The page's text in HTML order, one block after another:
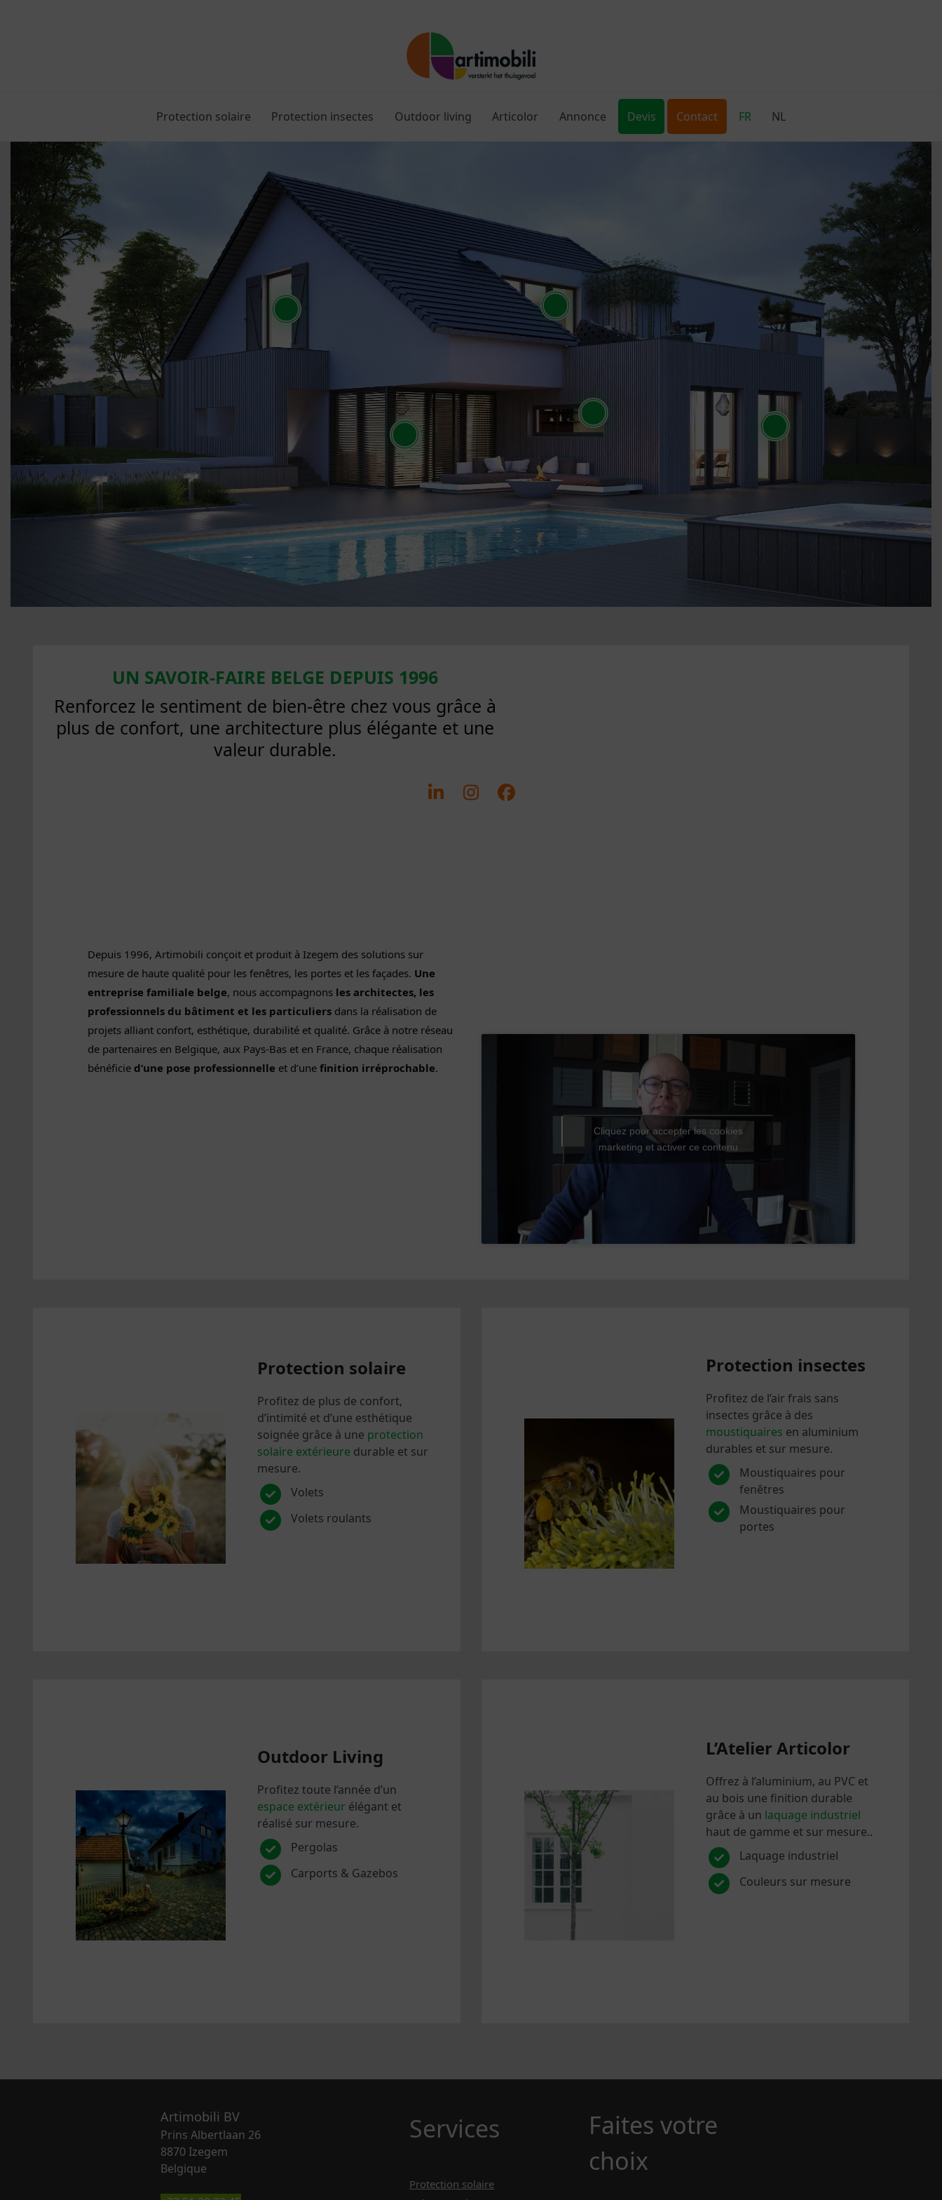
Protection solaire Protection insectes Outdoor living Articolor Annonce Devis Contact FR NL
UN SAVOIR-FAIRE BELGE DEPUIS 1996
Renforcez le sentiment de bien-être chez vous grâce à
plus de confort, une architecture plus élégante et une
valeur durable.
LinkedInInstagram
Facebook
Depuis 1996, Artimobili conçoit et produit à Izegem des solutions sur
mesure de haute qualité pour les fenêtres, les portes et les façades. Une
entreprise familiale belge, nous accompagnons les architectes, les
professionnels du bâtiment et les particuliersdans la réalisation de
projets alliant confort, esthétique, durabilité et qualité. Grâce à notre réseau
de partenaires en Belgique, aux Pays-Bas et en France, chaque réalisation
bénéficie d’une pose professionnelle et d’une finition irréprochable.
Cliquez pour accepter les cookies
marketing et activer ce contenu
Protection solaire
Profitez de plus de confort,
d’intimité et d’une esthétique
soignée grâce à une protection
solaire extérieure durable et sur
mesure.
Volets
Volets roulants
Protection insectes
Profitez de l’air frais sans
insectes grâce à des
moustiquaires en aluminium
durables et sur mesure.
Moustiquaires pour
fenêtres
Moustiquaires pour
portes
Outdoor Living
Profitez toute l’année d’un
espace extérieur élégant et
réalisé sur mesure.
Pergolas
Carports & Gazebos
L’Atelier Articolor
Offrez à l’aluminium, au PVC et
au bois une finition durable
grâce à un laquage industriel
haut de gamme et sur mesure..
Laquage industriel
Couleurs sur mesure
Artimobili BV
Prins Albertlaan 26
8870 Izegem
Belgique
Services
Protection solaire
Faites votre
choix